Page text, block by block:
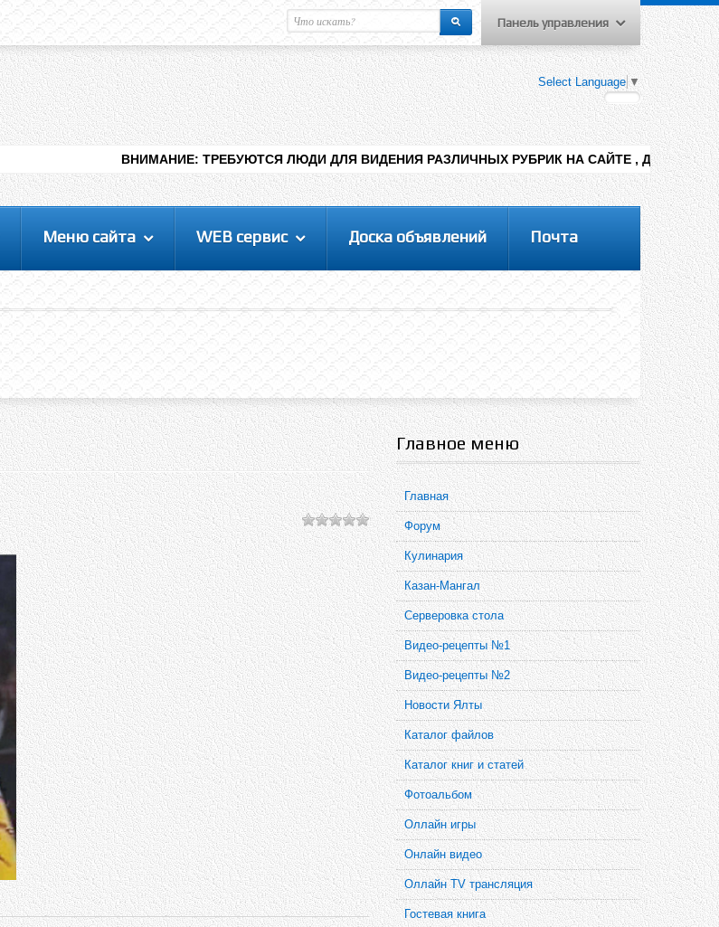
Здравствуйте уважаемыйГость. Чтобы
пользоваться данной панелью
управления, вам необходимо
авторизоваться на сайте под своим
логином, либо пройти регистрацию.
Меню пользователя
Вход на сайт
Регистрация
Панель управления
Select Language ▼
ВНИМАНИЕ: ТРЕБУЮТСЯ ЛЮДИ ДЛЯ ВИДЕНИЯ РАЗЛИЧНЫХ РУБРИК НА САЙТЕ , ДОБАВЛЕНИЯ
Меню сайта WEB сервис Доска объявлений Почта
Главное меню
Главная
Форум
Кулинария
Казан-Мангал
Серверовка стола
Видео-рецепты №1
Видео-рецепты №2
Новости Ялты
Каталог файлов
Каталог книг и статей
Фотоальбом
Оллайн игры
Онлайн видео
Оллайн TV трансляция
Гостевая книга